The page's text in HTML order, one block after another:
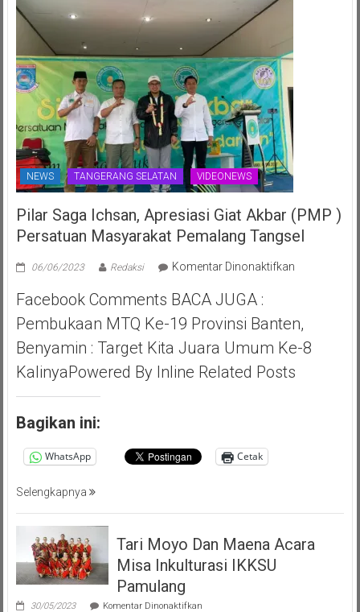
NEWS TANGERANG SELATAN VIDEONEWS
Pilar Saga Ichsan, Apresiasi Giat Akbar (PMP )
Persatuan Masyarakat Pemalang Tangsel
06/06/2023 Redaksi Komentar Dinonaktifkanpada
Apresiasi
Giat
Akbar
Facebook Comments BACA JUGA :
Pembukaan MTQ Ke-19 Provinsi Banten,
Benyamin : Target Kita Juara Umum Ke-8
KalinyaPowered By Inline Related Posts
Bagikan ini:
WhatsApp Cetak
Selengkapnya
Tari Moyo Dan Maena Acara
Misa Inkulturasi IKKSU
Pamulang
30/05/2023 Komentar Dinonaktifkanpada